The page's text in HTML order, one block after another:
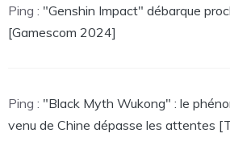
Ping : "Genshin Impact" débarque
[Gamescom 2024]
Ping : "Black Myth Wukong" : le
venu de Chine dépasse les attentes